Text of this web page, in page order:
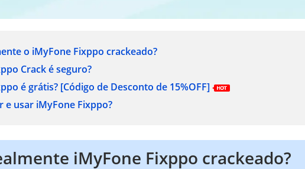
o iMyFone Fixppo crackeado?
Crack é seguro?
é grátis? [Código de Desconto de 15%OFF]
e usar iMyFone Fixppo?
iMyFone Fixppo crackeado?